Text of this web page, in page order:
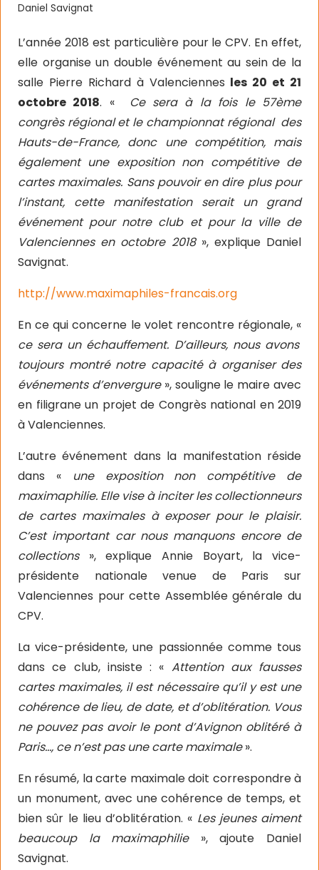
Daniel Savignat
L’année 2018 est particulière pour le CPV. En effet,
elle organise un double événement au sein de la
salle Pierre Richard à Valenciennes les 20 et 21
octobre 2018. «
Ce sera à la fois le 57ème
congrès régional et le championnat régional des
Hauts-de-France, donc une compétition, mais
également une exposition non compétitive de
cartes maximales. Sans pouvoir en dire plus pour
l’instant, cette manifestation serait un grand
événement pour notre club et pour la ville de
Valenciennes en octobre 2018 », explique Daniel
Savignat.
http://www.maximaphiles-francais.org
En ce qui concerne le volet rencontre régionale, «
ce sera un échauffement. D’ailleurs, nous avons
toujours montré notre capacité à organiser des
événements d’envergure», souligne le maire avec
en filigrane un projet de Congrès national en 2019
à Valenciennes.
L’autre événement dans la manifestation réside
dans «une exposition non compétitive de
maximaphilie. Elle vise à inciter les collectionneurs
de cartes maximales à exposer pour le plaisir.
C’est important car nous manquons encore de
collections », explique Annie Boyart, la vice-
présidente nationale venue de Paris sur
Valenciennes pour cette Assemblée générale du
CPV.
La vice-présidente, une passionnée comme tous
dans ce club, insiste : « Attention aux fausses
cartes maximales, il est nécessaire qu’il y est une
cohérence de lieu, de date, et d’oblitération. Vous
ne pouvez pas avoir le pont d’Avignon oblitéré à
Paris…, ce n’est pas une carte maximale».
En résumé, la carte maximale doit correspondre à
un monument, avec une cohérence de temps, et
bien sûr le lieu d’oblitération. « Les jeunes aiment
beaucoup la maximaphilie», ajoute Daniel
Savignat.